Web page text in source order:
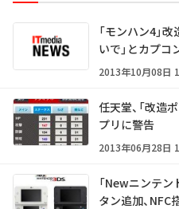
「モンハン4」
いで」とカプコ
2013年10月08日
任天堂、「改造
プリに警告
2013年06月28日
「Newニンテ
タン追加、NFC